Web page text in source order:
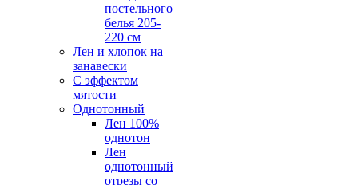
постельного
белья 205-
220 см
Лен и хлопок на
занавески
С эффектом
мятости
Однотонный
Лен 100%
однотон
Лен
однотонный
отрезы со